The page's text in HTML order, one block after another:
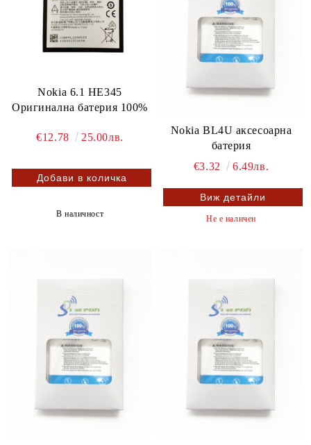
Nokia 6.1 HE345
Оригинална батерия 100%
€12.78 25.00лв.
В наличност
Nokia BL4U аксесоарна
батерия
€3.32
6.49лв.
Виж детайли
Не е наличен